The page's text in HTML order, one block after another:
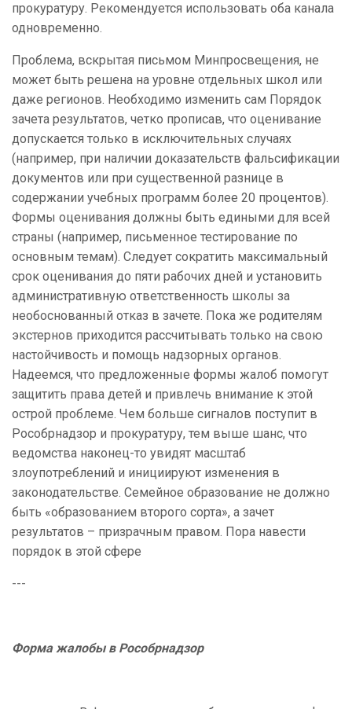
прокуратуру. Рекомендуется использовать оба канала
одновременно.
Проблема, вскрытая письмом Минпросвещения, не
может быть решена на уровне отдельных школ или
даже регионов. Необходимо изменить сам Порядок
зачета результатов, четко прописав, что оценивание
допускается только в исключительных случаях
(например, при наличии доказательств фальсификации
документов или при существенной разнице в
содержании учебных программ более 20 процентов).
Формы оценивания должны быть едиными для всей
страны (например, письменное тестирование по
основным темам). Следует сократить максимальный
срок оценивания до пяти рабочих дней и установить
административную ответственность школы за
необоснованный отказ в зачете. Пока же родителям
экстернов приходится рассчитывать только на свою
настойчивость и помощь надзорных органов.
Надеемся, что предложенные формы жалоб помогут
защитить права детей и привлечь внимание к этой
острой проблеме. Чем больше сигналов поступит в
Рособрнадзор и прокуратуру, тем выше шанс, что
ведомства наконец-то увидят масштаб
злоупотреблений и инициируют изменения в
законодательстве. Семейное образование не должно
быть «образованием второго сорта», а зачет
результатов – призрачным правом. Пора навести
порядок в этой сфере
---
Форма жалобы в Рособрнадзор